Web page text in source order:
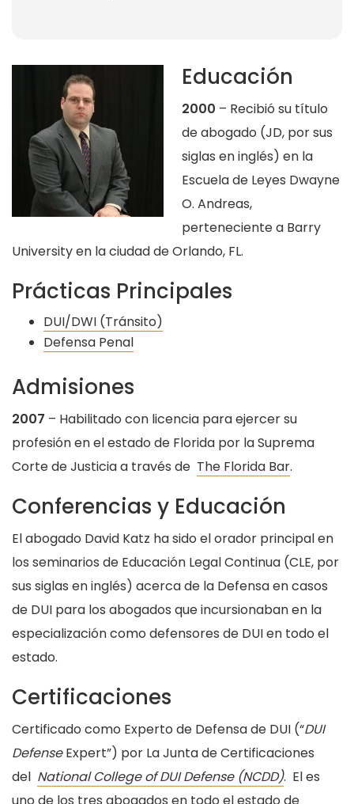
Educación
2000 – Recibió su título
de abogado (JD, por sus
siglas en inglés) en la
Escuela de Leyes Dwayne
O. Andreas,
perteneciente a Barry
University en la ciudad de Orlando, FL.
Prácticas Principales
DUI/DWI (Tránsito)
Defensa Penal
Admisiones
2007 – Habilitado con licencia para ejercer su
profesión en el estado de Florida por la Suprema
Corte de Justicia a través de The Florida Bar.
Conferencias y Educación
El abogado David Katz ha sido el orador principal en
los seminarios de Educación Legal Continua (CLE, por
sus siglas en inglés) acerca de la Defensa en casos
de DUI para los abogados que incursionaban en la
especialización como defensores de DUI en todo el
estado.
Certificaciones
Certificado como Experto de Defensa de DUI (“DUI
DefenseExpert”) por La Junta de Certificaciones
del National College of DUI Defense (NCDD). El es
uno de los tres abogados en todo el estado de